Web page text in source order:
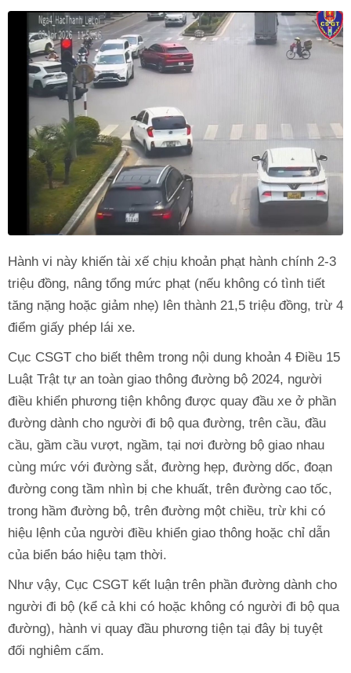
Hành vi này khiến tài xế chịu khoản phạt hành chính 2-3
triệu đồng, nâng tổng mức phạt (nếu không có tình tiết
tăng nặng hoặc giảm nhẹ) lên thành 21,5 triệu đồng, trừ 4
điểm giấy phép lái xe.
Cục CSGT cho biết thêm trong nội dung khoản 4 Điều 15
Luật Trật tự an toàn giao thông đường bộ 2024, người
điều khiển phương tiện không được quay đầu xe ở phần
đường dành cho người đi bộ qua đường, trên cầu, đầu
cầu, gầm cầu vượt, ngầm, tại nơi đường bộ giao nhau
cùng mức với đường sắt, đường hẹp, đường dốc, đoạn
đường cong tầm nhìn bị che khuất, trên đường cao tốc,
trong hầm đường bộ, trên đường một chiều, trừ khi có
hiệu lệnh của người điều khiển giao thông hoặc chỉ dẫn
của biển báo hiệu tạm thời.
Như vậy, Cục CSGT kết luận trên phần đường dành cho
người đi bộ (kể cả khi có hoặc không có người đi bộ qua
đường), hành vi quay đầu phương tiện tại đây bị tuyệt
đối nghiêm cấm.